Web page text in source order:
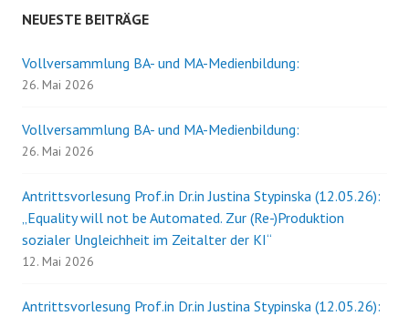
NEUESTE BEITRÄGE
Vollversammlung BA- und MA-Medienbildung:
26. Mai 2026
Vollversammlung BA- und MA-Medienbildung:
26. Mai 2026
Antrittsvorlesung Prof.in Dr.in Justina Stypinska (12.05.26):
„Equality will not be Automated. Zur (Re-)Produktion
sozialer Ungleichheit im Zeitalter der KI“
12. Mai 2026
Antrittsvorlesung Prof.in Dr.in Justina Stypinska (12.05.26):